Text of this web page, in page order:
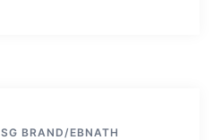
SG BRAND/EBNATH